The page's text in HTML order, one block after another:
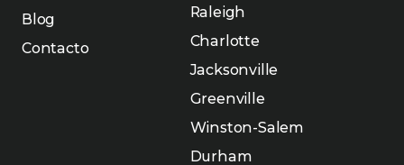
Blog
Contacto
Raleigh
Charlotte
Jacksonville
Greenville
Winston-Salem
Durham